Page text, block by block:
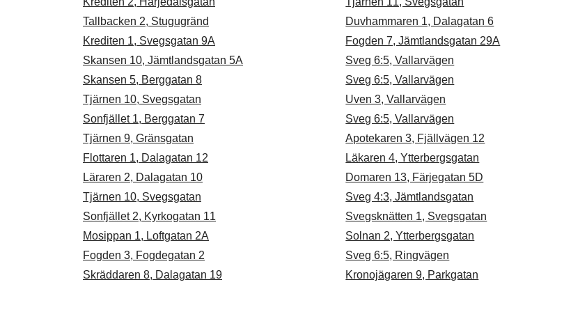
Tallbacken 2, Stugugränd
Krediten 1, Svegsgatan 9A
Skansen 10, Jämtlandsgatan 5A
Skansen 5, Berggatan 8
Tjärnen 10, Svegsgatan
Sonfjället 1, Berggatan 7
Tjärnen 9, Gränsgatan
Flottaren 1, Dalagatan 12
Läraren 2, Dalagatan 10
Tjärnen 10, Svegsgatan
Sonfjället 2, Kyrkogatan 11
Mosippan 1, Loftgatan 2A
Fogden 3, Fogdegatan 2
Skräddaren 8, Dalagatan 19
Duvhammaren 1, Dalagatan 6
Fogden 7, Jämtlandsgatan 29A
Sveg 6:5, Vallarvägen
Sveg 6:5, Vallarvägen
Uven 3, Vallarvägen
Sveg 6:5, Vallarvägen
Apotekaren 3, Fjällvägen 12
Läkaren 4, Ytterbergsgatan
Domaren 13, Färjegatan 5D
Sveg 4:3, Jämtlandsgatan
Svegsknätten 1, Svegsgatan
Solnan 2, Ytterbergsgatan
Sveg 6:5, Ringvägen
Kronojägaren 9, Parkgatan